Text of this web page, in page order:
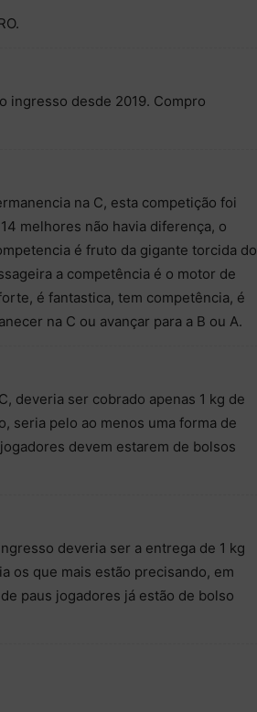
ingresso desde 2019. Compro
na C, esta competição foi
melhores não havia diferença, o
é fruto da gigante torcida do
a competência é o motor de
é fantastica, tem competência, é
na C ou avançar para a B ou A.
deveria ser cobrado apenas 1 kg de
seria pelo ao menos uma forma de
devem estarem de bolsos
deveria ser a entrega de 1 kg
os que mais estão precisando, em
paus jogadores já estão de bolso